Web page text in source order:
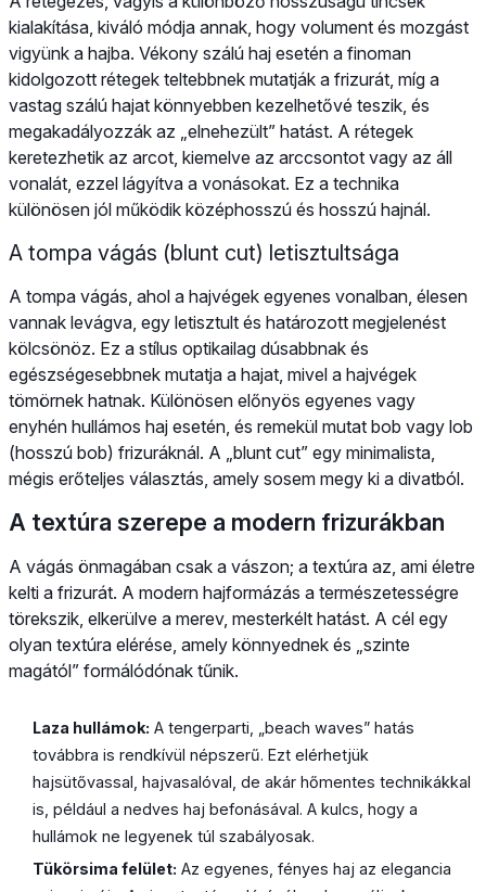
kialakítása, kiváló módja annak, hogy volument és mozgást
vigyünk a hajba. Vékony szálú haj esetén a finoman
kidolgozott rétegek teltebbnek mutatják a frizurát, míg a
vastag szálú hajat könnyebben kezelhetővé teszik, és
megakadályozzák az „elnehezült” hatást. A rétegek
keretezhetik az arcot, kiemelve az arccsontot vagy az áll
vonalát, ezzel lágyítva a vonásokat. Ez a technika
különösen jól működik középhosszú és hosszú hajnál.
A tompa vágás (blunt cut) letisztultsága
A tompa vágás, ahol a hajvégek egyenes vonalban, élesen
vannak levágva, egy letisztult és határozott megjelenést
kölcsönöz. Ez a stílus optikailag dúsabbnak és
egészségesebbnek mutatja a hajat, mivel a hajvégek
tömörnek hatnak. Különösen előnyös egyenes vagy
enyhén hullámos haj esetén, és remekül mutat bob vagy lob
(hosszú bob) frizuráknál. A „blunt cut” egy minimalista,
mégis erőteljes választás, amely sosem megy ki a divatból.
A textúra szerepe a modern frizurákban
A vágás önmagában csak a vászon; a textúra az, ami életre
kelti a frizurát. A modern hajformázás a természetességre
törekszik, elkerülve a merev, mesterkélt hatást. A cél egy
olyan textúra elérése, amely könnyednek és „szinte
magától” formálódónak tűnik.
Laza hullámok: A tengerparti, „beach waves” hatás
továbbra is rendkívül népszerű. Ezt elérhetjük
hajsütővassal, hajvasalóval, de akár hőmentes technikákkal
is, például a nedves haj befonásával. A kulcs, hogy a
hullámok ne legyenek túl szabályosak.
Tükörsima felület: Az egyenes, fényes haj az elegancia